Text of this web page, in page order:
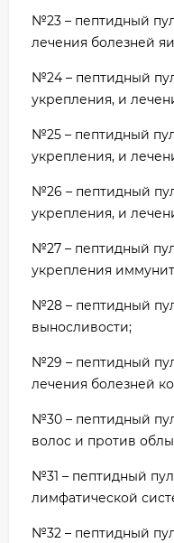
№23 – пептидный
лечения болезней
№24 – пептидный
укрепления, и
№25 – пептидный
укрепления, и
№26 – пептидный
укрепления, и
№27 – пептидный
укрепления
№28 – пептидный
выносливости;
№29 – пептидный
лечения болезней
№30 – пептидный
волос и против
№31 – пептидный
лимфатической
№32 – пептидный